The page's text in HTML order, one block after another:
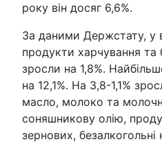
року він досяг 6,6%.
За даними Держстату, у
продукти харчування та
зросли на 1,8%.
на 12,1%. На 3,8-1,1%
масло, молоко та
соняшникову олію,
зернових, безалкогольні